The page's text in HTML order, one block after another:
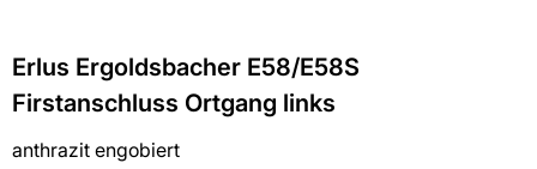
Erlus Ergoldsbacher E58/E58S
Firstanschluss Ortgang links
anthrazit engobiert